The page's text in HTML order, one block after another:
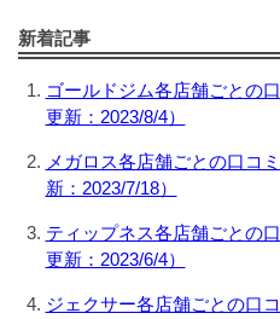
新着記事
ゴールドジム各店舗ごとの
更新：2023/8/4）
メガロス各店舗ごとの口コ
新：2023/7/18）
ティップネス各店舗ごとの
更新：2023/6/4）
ジェクサー各店舗ごとの口